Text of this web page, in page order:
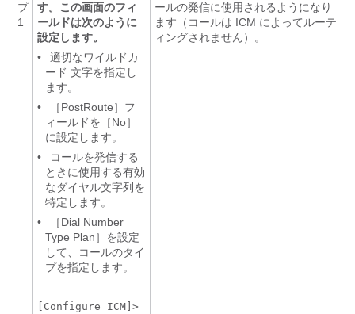
プ
1
す。この画面のフィ
ールドは次のように
設定します。
•
適切なワイルドカ
ード 文字を指定し
ます。
•
［PostRoute］フ
ィールドを［No］
に設定します。
•
コールを発信する
ときに使用する有効
なダイヤル文字列を
特定します。
•
［Dial Number
Type Plan］を設定
して、コールのタイ
プを指定します。
[Configure ICM]>
ールの発信に使用されるようになり
ます（コールは ICM によってルーテ
ィングされません）。